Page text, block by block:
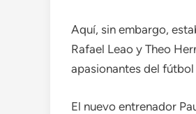
Aquí, sin embargo,
Rafael Leao y Theo
apasionantes del
El nuevo entrenador